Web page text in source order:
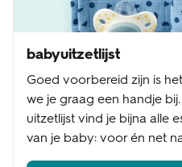
babyuitzetlijst
Goed voorbereid zijn is
we je graag een handje
uitzetlijst vind je bijna alle
van je baby: voor én net